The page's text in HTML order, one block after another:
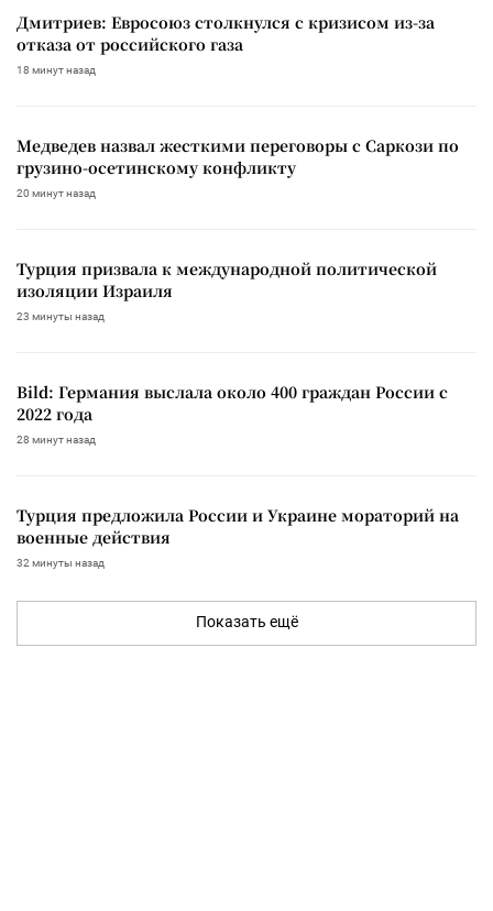
Дмитриев: Евросоюз столкнулся с кризисом из-за
отказа от российского газа
18 минут назад
Медведев назвал жесткими переговоры с Саркози по
грузино-осетинскому конфликту
20 минут назад
Турция призвала к международной политической
изоляции Израиля
23 минуты назад
Bild: Германия выслала около 400 граждан России с
2022 года
28 минут назад
Турция предложила России и Украине мораторий на
военные действия
32 минуты назад
Показать ещё